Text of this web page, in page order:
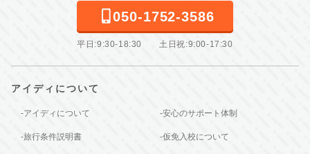
050-1752-3586
平日:9:30-18:30 土日祝:9:00-17:30
アイディについて
-アイディについて -安心のサポート体制
-旅行条件説明書 -仮免入校について